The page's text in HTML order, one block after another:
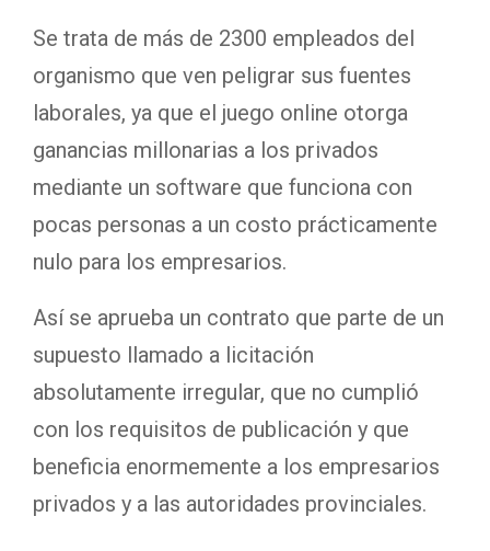
Se trata de más de 2300 empleados del
organismo que ven peligrar sus fuentes
laborales, ya que el juego online otorga
ganancias millonarias a los privados
mediante un software que funciona con
pocas personas a un costo prácticamente
nulo para los empresarios.
Así se aprueba un contrato que parte de un
supuesto llamado a licitación
absolutamente irregular, que no cumplió
con los requisitos de publicación y que
beneficia enormemente a los empresarios
privados y a las autoridades provinciales.